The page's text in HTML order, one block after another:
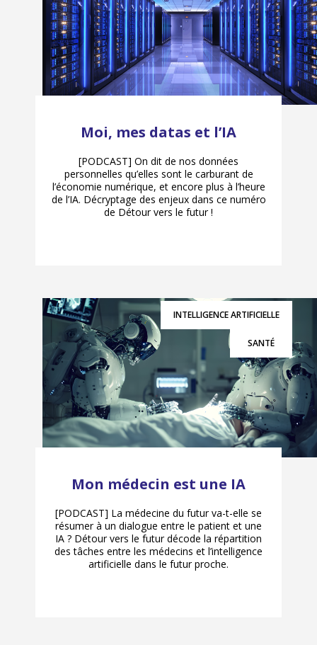
Moi, mes datas et l’IA
[PODCAST] On dit de nos données
personnelles qu’elles sont le carburant de
l’économie numérique, et encore plus à l’heure
de l’IA. Décryptage des enjeux dans ce numéro
de Détour vers le futur !
INTELLIGENCE ARTIFICIELLE
SANTÉ
Mon médecin est une IA
[PODCAST] La médecine du futur va-t-elle se
résumer à un dialogue entre le patient et une
IA ? Détour vers le futur décode la répartition
des tâches entre les médecins et l’intelligence
artificielle dans le futur proche.